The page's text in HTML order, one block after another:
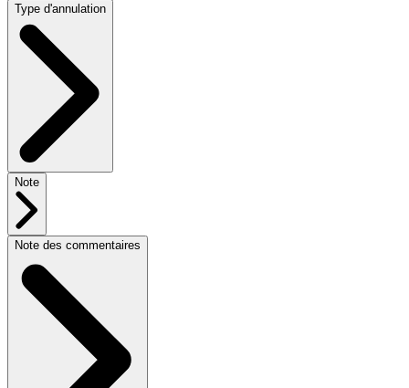
Type d'annulation
Note
Note des commentaires